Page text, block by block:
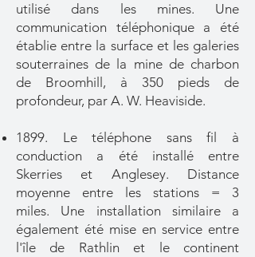
utilisé dans les mines. Une
communication téléphonique a été
établie entre la surface et les galeries
souterraines de la mine de charbon
de Broomhill, à 350 pieds de
profondeur, par A. W. Heaviside.
1899. Le téléphone sans fil à
conduction a été installé entre
Skerries et Anglesey. Distance
moyenne entre les stations = 3
miles. Une installation similaire a
également été mise en service entre
l'île de Rathlin et le continent